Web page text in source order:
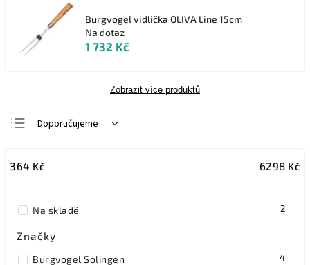
Burgvogel vidlička OLIVA Line 15cm
Na dotaz
1 732 Kč
Zobrazit více produktů
Doporučujeme
Nejdražší
Abecedně
364 Kč 6298 Kč
Na skladě 2
Značky
Burgvogel Solingen 4